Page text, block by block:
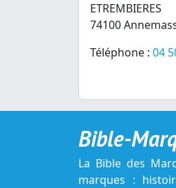
ETREMBIERES
74100
Téléphone : 04
Bible-
La Bible des
marques :